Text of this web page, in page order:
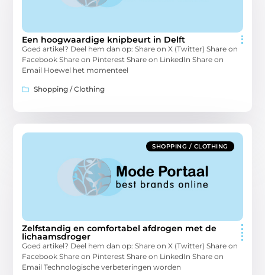
Een hoogwaardige knipbeurt in Delft
Goed artikel? Deel hem dan op: Share on X (Twitter) Share on
Facebook Share on Pinterest Share on LinkedIn Share on
Email Hoewel het momenteel
Shopping / Clothing
SHOPPING / CLOTHING
Zelfstandig en comfortabel afdrogen met de
lichaamsdroger
Goed artikel? Deel hem dan op: Share on X (Twitter) Share on
Facebook Share on Pinterest Share on LinkedIn Share on
Email Technologische verbeteringen worden